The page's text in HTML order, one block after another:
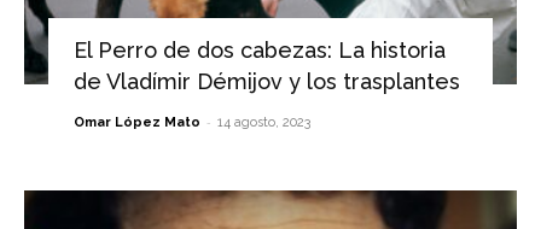
El Perro de dos cabezas: La historia
de Vladímir Démijov y los trasplantes
Omar López Mato - 14 agosto, 2023